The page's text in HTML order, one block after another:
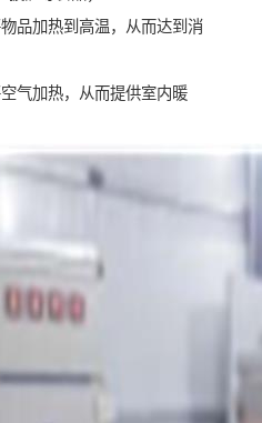
品加热到高温，从而达到消
气加热，从而提供室内暖